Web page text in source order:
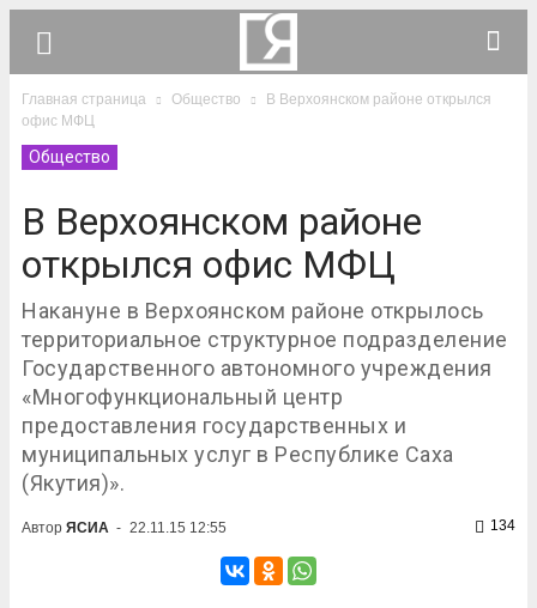
Главная страница Общество
В Верхоянском районе открылся
офис МФЦ
Общество
В Верхоянском районе
открылся офис МФЦ
Накануне в Верхоянском районе открылось
территориальное структурное подразделение
Государственного автономного учреждения
«Многофункциональный центр
предоставления государственных и
муниципальных услуг в Республике Саха
(Якутия)».
Автор ЯСИА - 22.11.15 12:55 134